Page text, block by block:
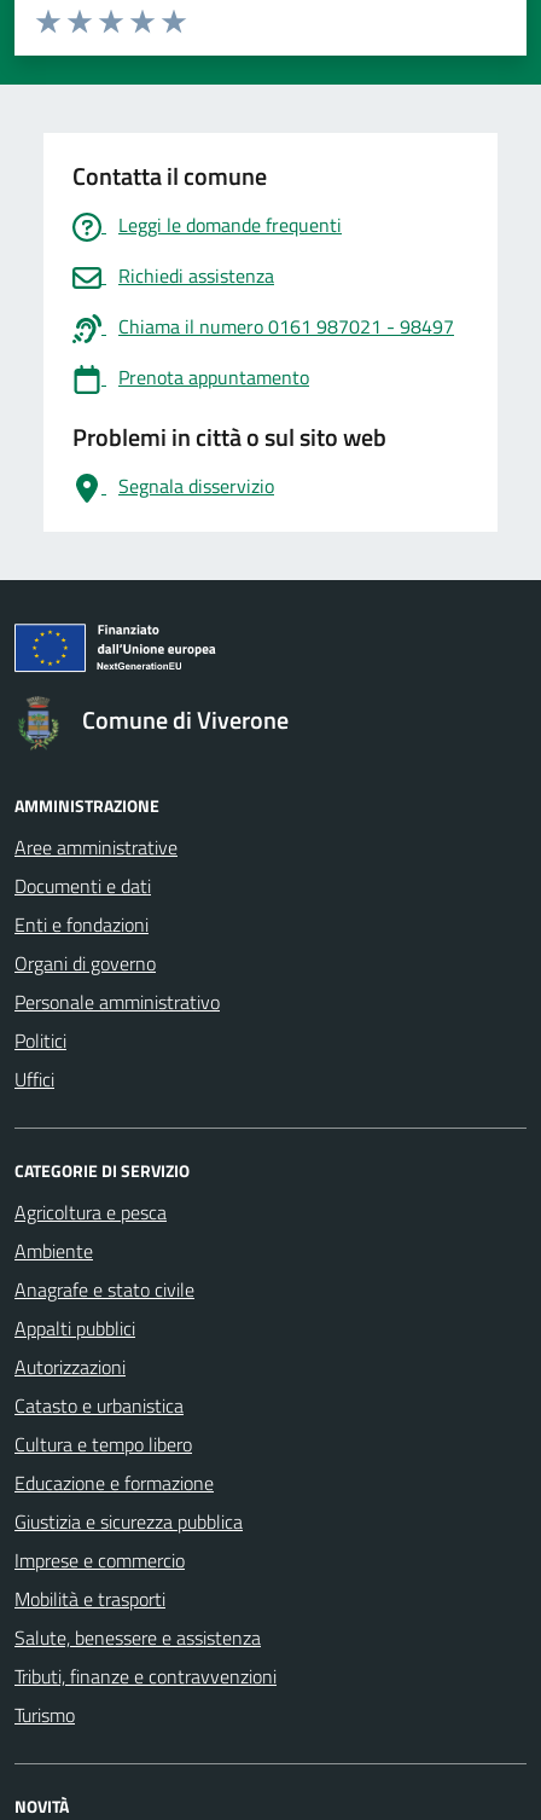
Valuta da 1 a 5 stelle la pagina
Valuta 5 stelle su 5
Valuta 4 stelle su 5
Valuta 3 stelle su 5
Valuta 2 stelle su 5
Valuta 1 stelle su 5
Contatta il comune
Leggi le domande frequenti
Richiedi assistenza
Chiama il numero 0161 987021 - 98497
Prenota appuntamento
Problemi in città o sul sito web
Segnala disservizio
logo Unione Europea
Comune di Viverone
AMMINISTRAZIONE
Aree amministrative
Documenti e dati
Enti e fondazioni
Organi di governo
Personale amministrativo
Politici
Uffici
CATEGORIE DI SERVIZIO
Agricoltura e pesca
Ambiente
Anagrafe e stato civile
Appalti pubblici
Autorizzazioni
Catasto e urbanistica
Cultura e tempo libero
Educazione e formazione
Giustizia e sicurezza pubblica
Imprese e commercio
Mobilità e trasporti
Salute, benessere e assistenza
Tributi, finanze e contravvenzioni
Turismo
NOVITÀ